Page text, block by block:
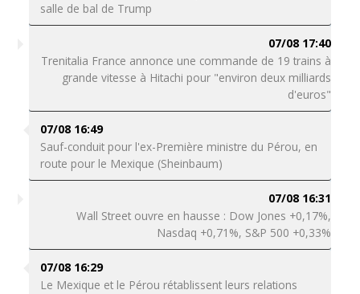
salle de bal de Trump
07/08 17:40
Trenitalia France annonce une commande de 19 trains à
grande vitesse à Hitachi pour "environ deux milliards
d'euros"
07/08 16:49
Sauf-conduit pour l'ex-Première ministre du Pérou, en
route pour le Mexique (Sheinbaum)
07/08 16:31
Wall Street ouvre en hausse : Dow Jones +0,17%,
Nasdaq +0,71%, S&P 500 +0,33%
07/08 16:29
Le Mexique et le Pérou rétablissent leurs relations